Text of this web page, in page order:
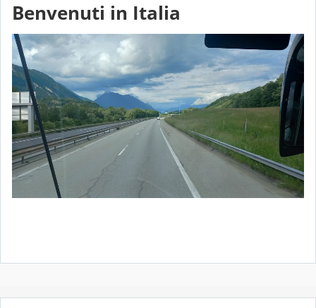
Benvenuti in Italia